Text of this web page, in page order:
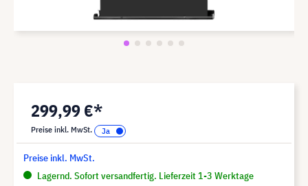
299,99 €*
Preise inkl. MwSt.
Preise inkl. MwSt.
Lagernd. Sofort versandfertig. Lieferzeit 1-3 Werktage